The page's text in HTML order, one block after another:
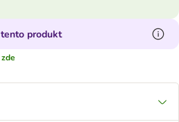
produkt